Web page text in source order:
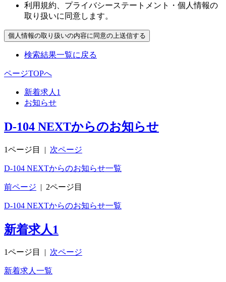
利用規約、プライバシーステートメント・個人情報の
取り扱いに同意します。
検索結果一覧に戻る
ページTOPへ
新着求人 1
お知らせ
D-104 NEXTからのお知らせ
1ページ目 | 次ページ
D-104 NEXTからのお知らせ一覧
前ページ | 2ページ目
D-104 NEXTからのお知らせ一覧
新着求人1
1ページ目 次ページ
新着求人一覧